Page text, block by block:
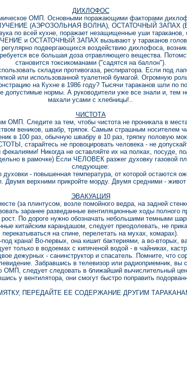
ДИХЛОФОС
ОМП. Основными поражающими факторами
(АЭРОЗОЛЬНАЯ ВОЛНА), ОСТАТОЧНЫЙ ЗАПАХ
по всей кухне, поражает незащищенные уши
и ОСТАТОЧНЫЙ ЗАПАХ вызывают у тараканов
подвергающихся воздействию дихлофоса,
все большая доза отравляющего вещества.
становится токсикоманами ("садятся на баллон").
складки противогаза, респиратора. Если под
или использованной туалетной бумагой. Огромную
на Кухне в 1986 году? Тысячи тараканов шли по
допустимые нормы. А руководители уже все знали и, тем
махали усами с хлебницы!..
ЧИСТОТА
Следите за тем, чтобы чистота не проникала в места
веников, швабр, тряпок. Самым страшным носителем
в 100 раз, обычную швабру в 10 раз, тряпку
старайтесь не провоцировать человека - не
Никогда не оставляйте их на полках, посуде,
в рамочке) Если ЧЕЛОВЕК разжег духовку газовой
следующее:
- повышенная температура, от которой остаются
Двумя верхними прикройте морду. Двумя средними -
ЭВАКУАЦИЯ
(за плинтусом, возле помойного ведра, на задней
заранее разведанные вентиляционные ходы полного
По дороге нужно обозначать небольшими темными
китайским карандашом, следует преодолевать, не
перекатываться на спине, перелетать на мухах, комарах).
крана! Во-первых, она кишит бактериями, а во-вторых,
только в водоемах с кипяченой водой - в чайниках,
дежурных - санинструктор и спасатель. Помните, что
Забравшись в телевизор или радиоприемник, вы
следует следовать в ближайший вычислительный
у вентилятора, они смогут быстро поправить
ПЕРЕДАЙТЕ ЕЕ СОДЕРЖАНИЕ ДРУГИМ